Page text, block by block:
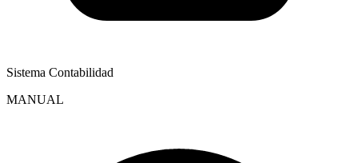
Sistema Contabilidad
MANUAL